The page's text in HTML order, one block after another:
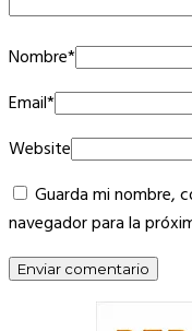
Nombre*
Email*
Website
Guarda mi nombre,
navegador para la